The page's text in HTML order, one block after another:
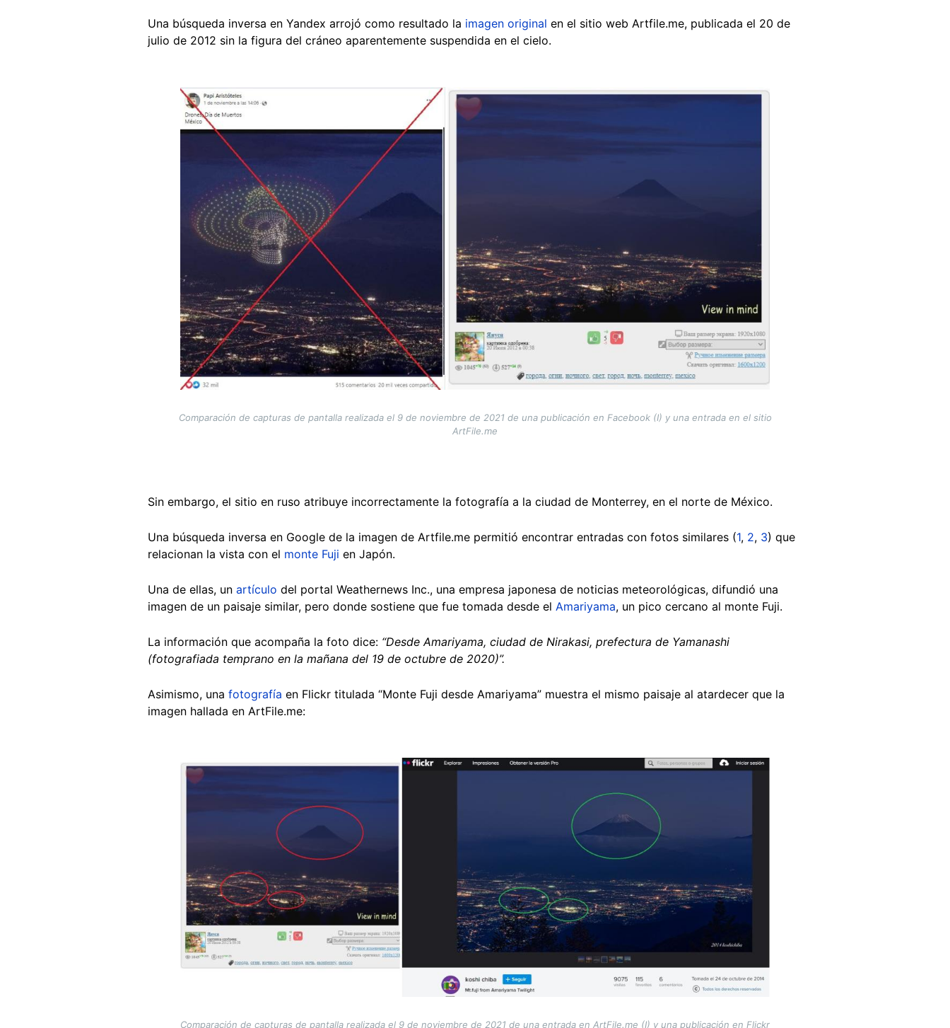
Una búsqueda inversa en Yandex arrojó como resultado la imagen original en el sitio web Artfile.me, publicada el 20 de
julio de 2012 sin la figura del cráneo aparentemente suspendida en el cielo.
Image
Comparación de capturas de pantalla realizada el 9 de noviembre de 2021 de una publicación en Facebook (I) y una entrada en el sitio
ArtFile.me
Sin embargo, el sitio en ruso atribuye incorrectamente la fotografía a la ciudad de Monterrey, en el norte de México.
Una búsqueda inversa en Google de la imagen de Artfile.me permitió encontrar entradas con fotos similares (1, 2, 3) que
relacionan la vista con el monte Fuji en Japón.
Una de ellas, un artículo del portal Weathernews Inc., una empresa japonesa de noticias meteorológicas, difundió una
imagen de un paisaje similar, pero donde sostiene que fue tomada desde el Amariyama, un pico cercano al monte Fuji.
La información que acompaña la foto dice: “Desde Amariyama, ciudad de Nirakasi, prefectura de Yamanashi
(fotografiada temprano en la mañana del 19 de octubre de 2020)”.
Asimismo, una fotografía en Flickr titulada “Monte Fuji desde Amariyama” muestra el mismo paisaje al atardecer que la
imagen hallada en ArtFile.me:
Comparación de capturas de pantalla realizada el 9 de noviembre de 2021 de una entrada en ArtFile.me (I) y una publicación en Flickr